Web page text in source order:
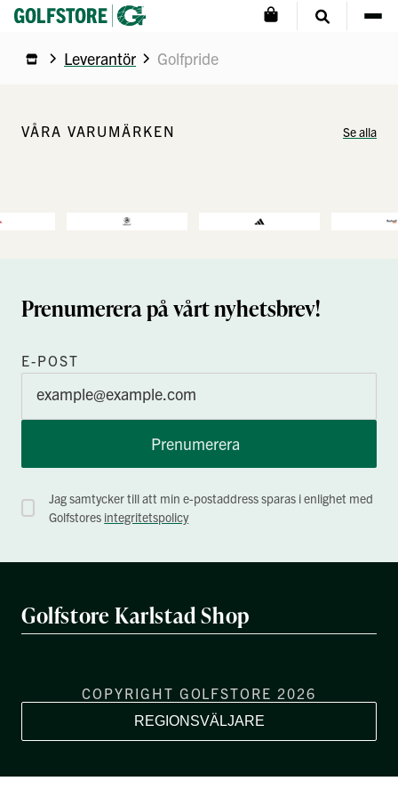
Leverantör Golfpride
VÅRA VARUMÄRKEN Se alla
Prenumerera på vårt nyhetsbrev!
E-POST
Prenumerera
Jag samtycker till att min e-postaddress sparas i enlighet med
Golfstores integritetspolicy
Golfstore Karlstad Shop
COPYRIGHT GOLFSTORE 2026
REGIONSVÄLJARE